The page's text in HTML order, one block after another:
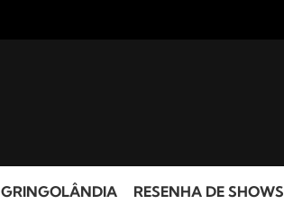
GRINGOLÂNDIA RESENHA DE SHOWS